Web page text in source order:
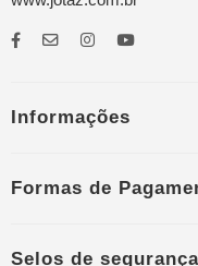
Informações
Formas de
Selos de